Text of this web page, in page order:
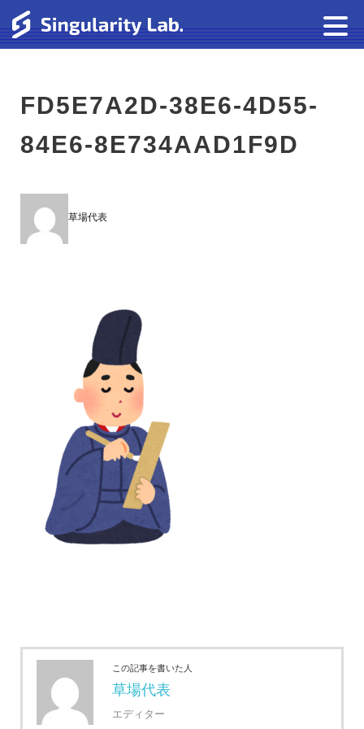
FD5E7A2D-38E6-4D55-
84E6-8E734AAD1F9D
草場代表
この記事を書いた人
草場代表
エディター